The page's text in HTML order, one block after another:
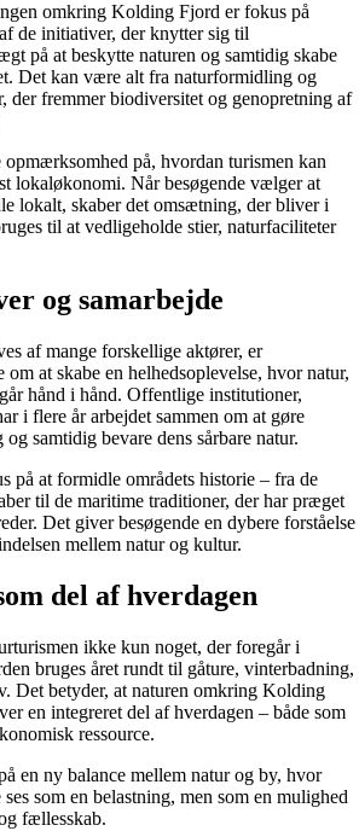
omkring Kolding Fjord er fokus på
de initiativer, der knytter sig til
på at beskytte naturen og samtidig skabe
Det kan være alt fra naturformidling og
der fremmer biodiversitet og genopretning af
opmærksomhed på, hvordan turismen kan
lokaløkonomi. Når besøgende vælger at
lokalt, skaber det omsætning, der bliver i
til at vedligeholde stier, naturfaciliteter
og samarbejde
af mange forskellige aktører, er
at skabe en helhedsoplevelse, hvor natur,
hånd i hånd. Offentlige institutioner,
i flere år arbejdet sammen om at gøre
samtidig bevare dens sårbare natur.
på at formidle områdets historie – fra de
til de maritime traditioner, der har præget
Det giver besøgende en dybere forståelse
mellem natur og kultur.
del af hverdagen
ikke kun noget, der foregår i
bruges året rundt til gåture, vinterbadning,
Det betyder, at naturen omkring Kolding
en integreret del af hverdagen – både som
ressource.
en ny balance mellem natur og by, hvor
som en belastning, men som en mulighed
fællesskab.